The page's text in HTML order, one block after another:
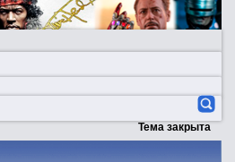
Тема закрыта